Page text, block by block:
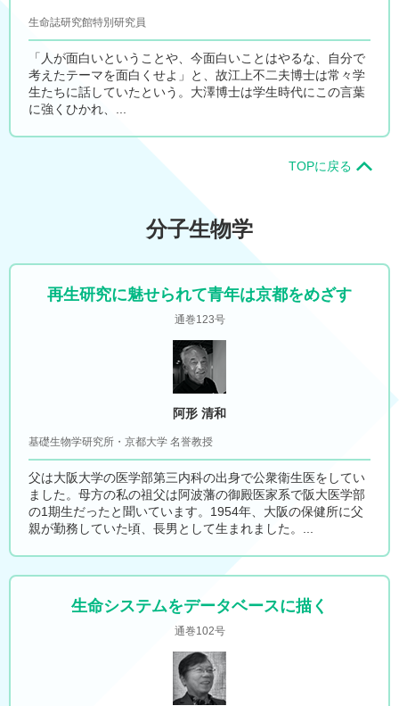
生命誌研究館特別研究員
「人が面白いということや、今面白いことはやるな、自分で
考えたテーマを面白くせよ」と、故江上不二夫博士は常々学
生たちに話していたという。大澤博士は学生時代にこの言葉
に強くひかれ、...
TOPに戻る
分子生物学
再生研究に魅せられて青年は京都をめざす
通巻123号
阿形 清和
基礎生物学研究所・京都大学 名誉教授
父は大阪大学の医学部第三内科の出身で公衆衛生医をしてい
ました。母方の私の祖父は阿波藩の御殿医家系で阪大医学部
の1期生だったと聞いています。1954年、大阪の保健所に父
親が勤務していた頃、長男として生まれました。...
生命システムをデータベースに描く
通巻102号